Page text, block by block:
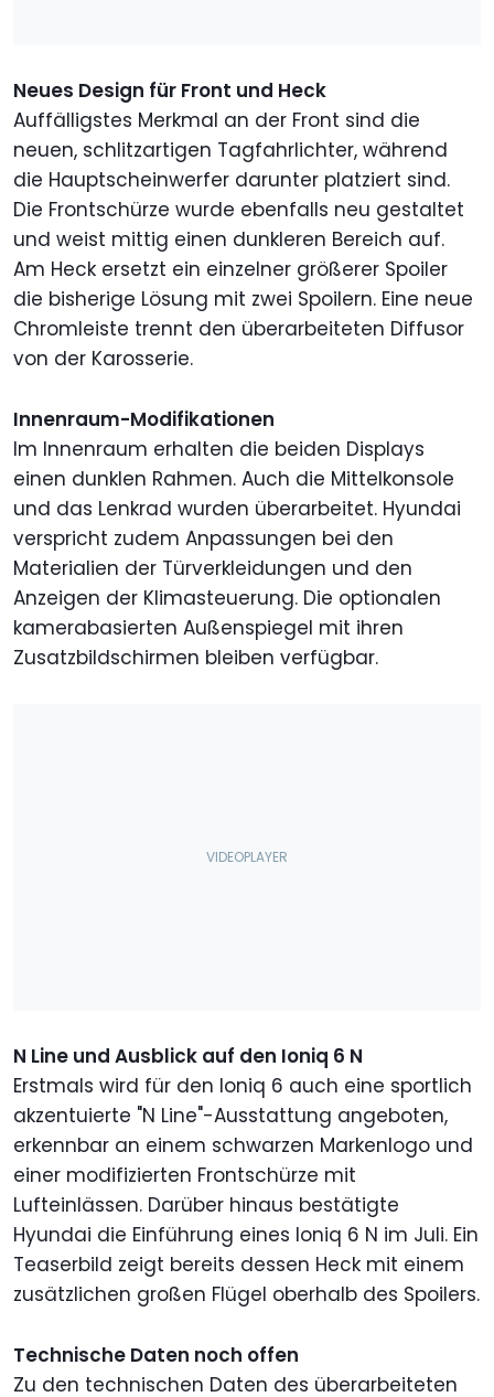
Neues Design für Front und Heck
Auffälligstes Merkmal an der Front sind die
neuen, schlitzartigen Tagfahrlichter, während
die Hauptscheinwerfer darunter platziert sind.
Die Frontschürze wurde ebenfalls neu gestaltet
und weist mittig einen dunkleren Bereich auf.
Am Heck ersetzt ein einzelner größerer Spoiler
die bisherige Lösung mit zwei Spoilern. Eine neue
Chromleiste trennt den überarbeiteten Diffusor
von der Karosserie.
Innenraum-Modifikationen
Im Innenraum erhalten die beiden Displays
einen dunklen Rahmen. Auch die Mittelkonsole
und das Lenkrad wurden überarbeitet. Hyundai
verspricht zudem Anpassungen bei den
Materialien der Türverkleidungen und den
Anzeigen der Klimasteuerung. Die optionalen
kamerabasierten Außenspiegel mit ihren
Zusatzbildschirmen bleiben verfügbar.
N Line und Ausblick auf den Ioniq 6 N
Erstmals wird für den Ioniq 6 auch eine sportlich
akzentuierte "N Line"-Ausstattung angeboten,
erkennbar an einem schwarzen Markenlogo und
einer modifizierten Frontschürze mit
Lufteinlässen. Darüber hinaus bestätigte
Hyundai die Einführung eines Ioniq 6 N im Juli. Ein
Teaserbild zeigt bereits dessen Heck mit einem
zusätzlichen großen Flügel oberhalb des Spoilers.
Technische Daten noch offen
Zu den technischen Daten des überarbeiteten